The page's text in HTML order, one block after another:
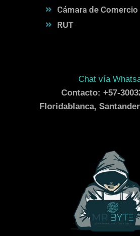
Cámara de Comercio
RUT
Chat vía
Contacto: +57-
Floridablanca,